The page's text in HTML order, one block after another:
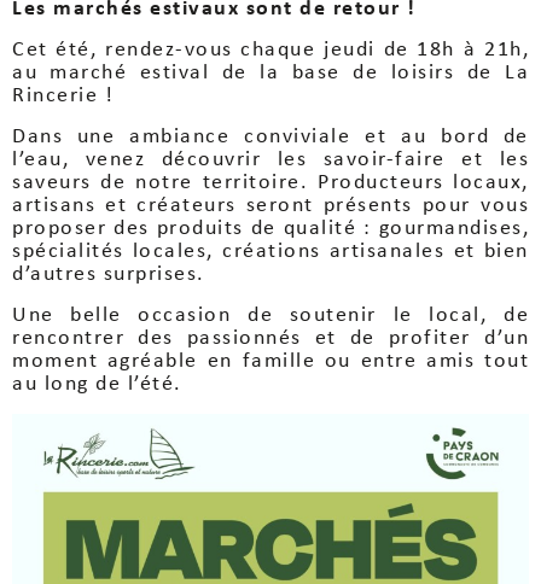
Les marchés estivaux sont de retour !
Cet été, rendez-vous chaque jeudi de 18h à 21h,
au marché estival de la base de loisirs de La
Rincerie !
Dans une ambiance conviviale et au bord de
l’eau, venez découvrir les savoir-faire et les
saveurs de notre territoire. Producteurs locaux,
artisans et créateurs seront présents pour vous
proposer des produits de qualité : gourmandises,
spécialités locales, créations artisanales et bien
d’autres surprises.
Une belle occasion de soutenir le local, de
rencontrer des passionnés et de profiter d’un
moment agréable en famille ou entre amis tout
au long de l’été.